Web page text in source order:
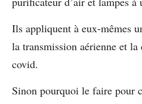
Ils appliquent à eux-mêmes
la transmission aérienne et
covid.
Sinon pourquoi le faire pour